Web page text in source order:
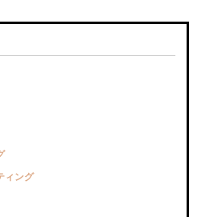
ィング